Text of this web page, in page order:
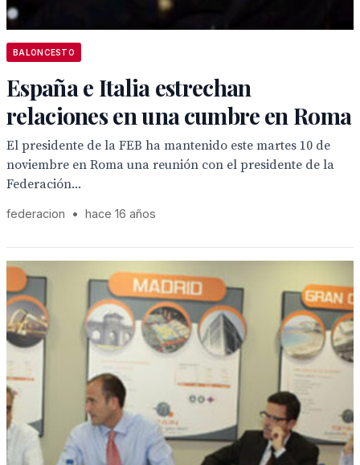
BALONCESTO
España e Italia estrechan
relaciones en una cumbre en Roma
El presidente de la FEB ha mantenido este martes 10 de
noviembre en Roma una reunión con el presidente de la
Federación...
federacion • hace 16 años